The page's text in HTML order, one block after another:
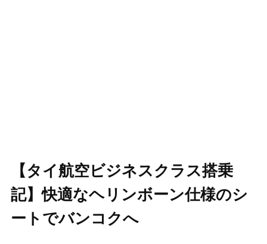
【タイ航空ビジネスクラス搭乗
記】快適なヘリンボーン仕様のシ
ートでバンコクへ